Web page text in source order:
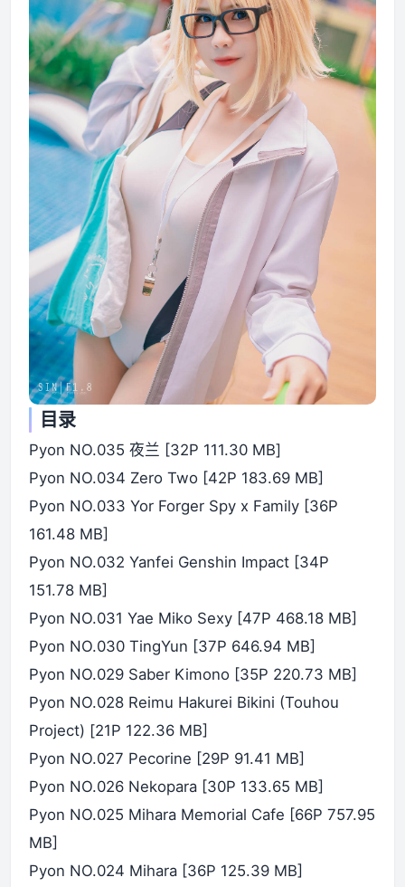
目录
Pyon NO.035 夜兰 [32P 111.30 MB]
Pyon NO.034 Zero Two [42P 183.69 MB]
Pyon NO.033 Yor Forger Spy x Family [36P
161.48 MB]
Pyon NO.032 Yanfei Genshin Impact [34P
151.78 MB]
Pyon NO.031 Yae Miko Sexy [47P 468.18 MB]
Pyon NO.030 TingYun [37P 646.94 MB]
Pyon NO.029 Saber Kimono [35P 220.73 MB]
Pyon NO.028 Reimu Hakurei Bikini (Touhou
Project) [21P 122.36 MB]
Pyon NO.027 Pecorine [29P 91.41 MB]
Pyon NO.026 Nekopara [30P 133.65 MB]
Pyon NO.025 Mihara Memorial Cafe [66P 757.95
MB]
Pyon NO.024 Mihara [36P 125.39 MB]